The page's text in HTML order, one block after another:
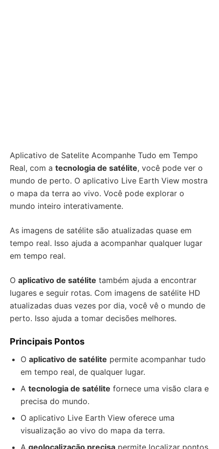
Aplicativo de Satelite Acompanhe Tudo em Tempo
Real, com a tecnologia de satélite, você pode ver o
mundo de perto. O aplicativo Live Earth View mostra
o mapa da terra ao vivo. Você pode explorar o
mundo inteiro interativamente.
As imagens de satélite são atualizadas quase em
tempo real. Isso ajuda a acompanhar qualquer lugar
em tempo real.
O aplicativo de satélite também ajuda a encontrar
lugares e seguir rotas. Com imagens de satélite HD
atualizadas duas vezes por dia, você vê o mundo de
perto. Isso ajuda a tomar decisões melhores.
Principais Pontos
O aplicativo de satélite permite acompanhar tudo
em tempo real, de qualquer lugar.
A tecnologia de satélite fornece uma visão clara e
precisa do mundo.
O aplicativo Live Earth View oferece uma
visualização ao vivo do mapa da terra.
A geolocalização precisa permite localizar pontos